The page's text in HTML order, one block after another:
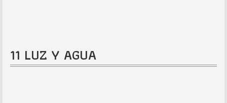
11 LUZ Y AGUA